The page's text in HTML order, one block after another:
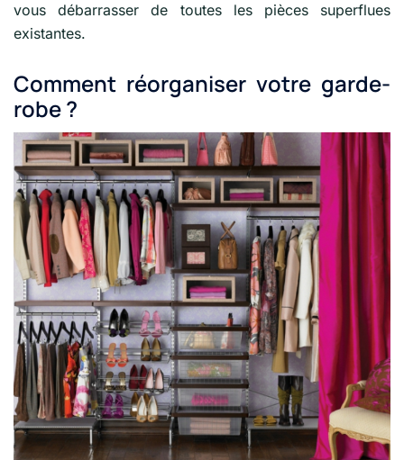
vous débarrasser de toutes les pièces superflues
existantes.
Comment réorganiser votre garde-
robe ?